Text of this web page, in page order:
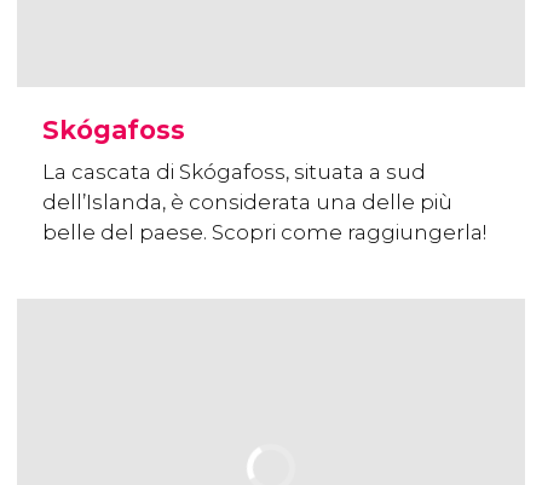
Skógafoss
La cascata di Skógafoss, situata a sud
dell’Islanda, è considerata una delle più
belle del paese. Scopri come raggiungerla!